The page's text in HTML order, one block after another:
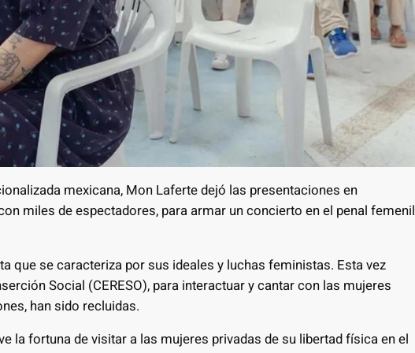
mexicana, Mon Laferte dejó las presentaciones en
miles de espectadores, para armar un concierto en el penal femenil
que se caracteriza por sus ideales y luchas feministas. Esta vez
Social (CERESO), para interactuar y cantar con las mujeres
han sido recluidas.
la fortuna de visitar a las mujeres privadas de su libertad física en el